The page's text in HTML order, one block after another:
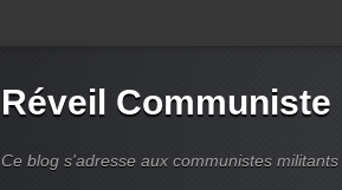
Réveil Communiste
Ce blog s'adresse aux communistes